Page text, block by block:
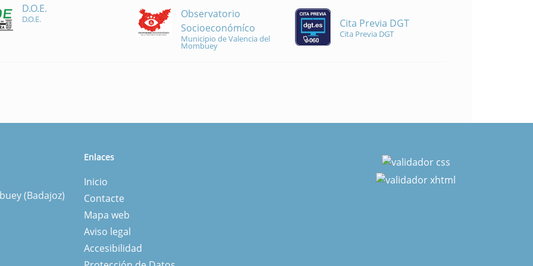
D.O.E.
D.O.E.
Observatorio
Socioeconómíco
Municipio de Valencia del
Mombuey
Cita Previa DGT
Cita Previa DGT
(Badajoz)
Enlaces
Inicio
Contacte
Mapa web
Aviso legal
Accesibilidad